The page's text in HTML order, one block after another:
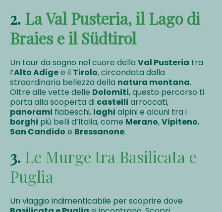
2. La Val Pusteria, il Lago di
Braies e il Südtirol
Un tour da sogno nel cuore della Val Pusteria tra
l’Alto Adigee il Tirolo, circondata dalla
straordinaria bellezza della natura montana.
Oltre alle vette delle Dolomiti, questo percorso ti
porta alla scoperta di castelli arroccati,
panorami fiabeschi, laghi alpini e alcuni tra i
borghi più belli d’Italia, come Merano,Vipiteno,
San Candido e Bressanone.
3. Le Murge tra Basilicata e
Puglia
Un viaggio indimenticabile per scoprire dove